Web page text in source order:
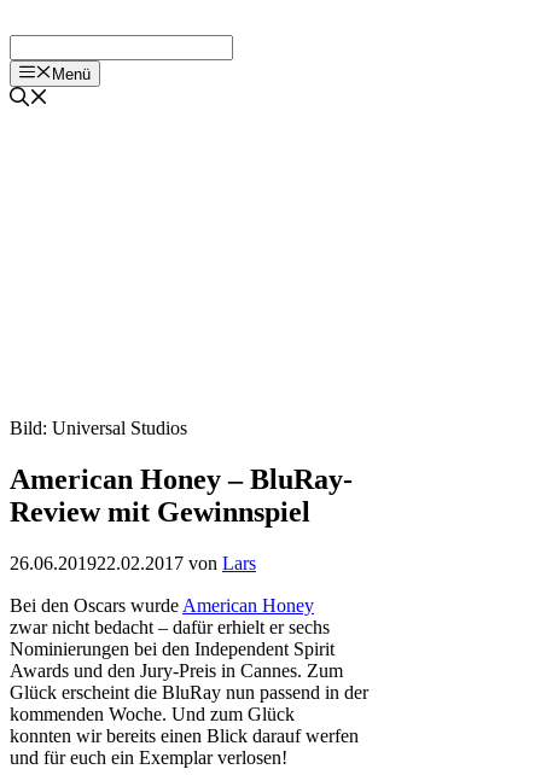
Menü
Bild: Universal Studios
American Honey – BluRay-
Review mit Gewinnspiel
26.06.201922.02.2017 von Lars
Bei den Oscars wurde American Honey
zwar nicht bedacht – dafür erhielt er sechs
Nominierungen bei den Independent Spirit
Awards und den Jury-Preis in Cannes. Zum
Glück erscheint die BluRay nun passend in der
kommenden Woche. Und zum Glück
konnten wir bereits einen Blick darauf werfen
und für euch ein Exemplar verlosen!